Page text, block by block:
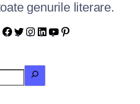
genurile literare.